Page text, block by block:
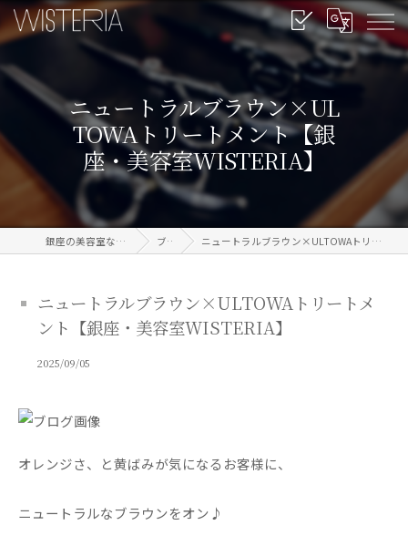
ニュートラルブラウン×UL
TOWAトリートメント【銀
座・美容室WISTERIA】
銀座の美容室なら信頼のWISTERIA ブログ ニュートラルブラウン×ULTOWAトリートメント【銀座・美容室WISTERIA】
ニュートラルブラウン×ULTOWAトリートメ
ント【銀座・美容室WISTERIA】
2025/09/05
オレンジさ、と黄ばみが気になるお客様に、
ニュートラルなブラウンをオン♪